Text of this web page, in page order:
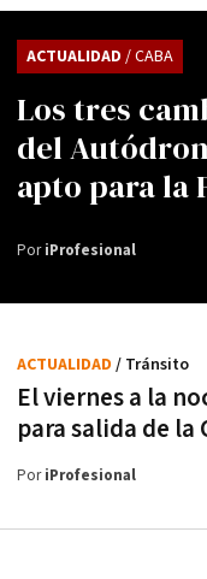
Los tres
del
apto para la
ACTUALIDAD / CABA
PoriProfesional
El viernes a la
para salida de la
ACTUALIDAD / Tránsito
PoriProfesional